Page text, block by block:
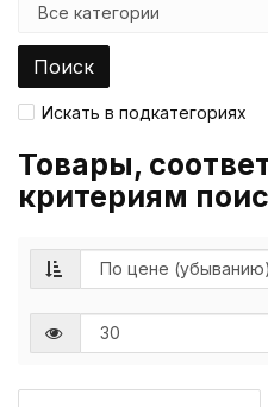
Искать в подкатегориях
Товары,
критериям